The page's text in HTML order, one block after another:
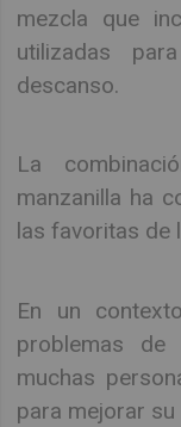
mezcla que
utilizadas
descanso.
La
manzanilla ha
las favoritas de
En un
problemas de
muchas
para mejorar